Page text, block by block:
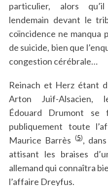
particulier, alors
lendemain devant le
coïncidence ne manqua
de suicide, bien que
congestion cérébrale…
Reinach et Herz étant
Arton Juif-Alsacien,
Édouard Drumont
publiquement toute
Maurice Barrès (5),
attisant les braises
allemand qui connaîtra
l’affaire Dreyfus.